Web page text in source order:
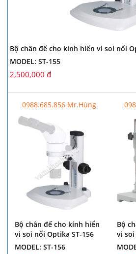
Bộ chân đế cho kính hiển vi soi nổi
MODEL: ST-155
2,500,000 đ
0988.685.856 Mr.Hùng
Bộ chân đế cho kính hiển
vi soi nổi Optika ST-156
MODEL: ST-156
Bộ
vi soi